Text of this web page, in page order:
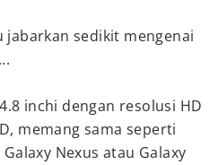
jabarkan sedikit mengenai
inchi dengan resolusi HD
memang sama seperti
Nexus atau Galaxy